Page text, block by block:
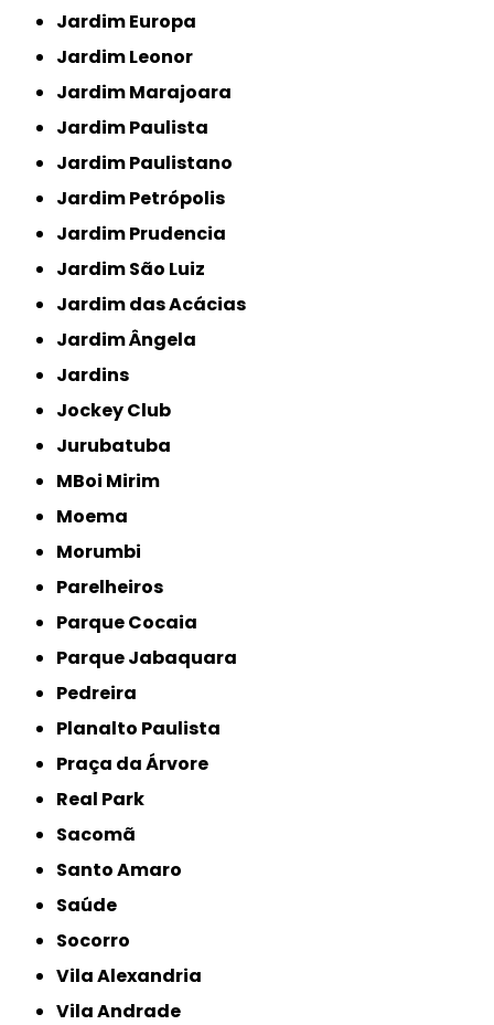
Jardim Europa
Jardim Leonor
Jardim Marajoara
Jardim Paulista
Jardim Paulistano
Jardim Petrópolis
Jardim Prudencia
Jardim São Luiz
Jardim das Acácias
Jardim Ângela
Jardins
Jockey Club
Jurubatuba
MBoi Mirim
Moema
Morumbi
Parelheiros
Parque Cocaia
Parque Jabaquara
Pedreira
Planalto Paulista
Praça da Árvore
Real Park
Sacomã
Santo Amaro
Saúde
Socorro
Vila Alexandria
Vila Andrade